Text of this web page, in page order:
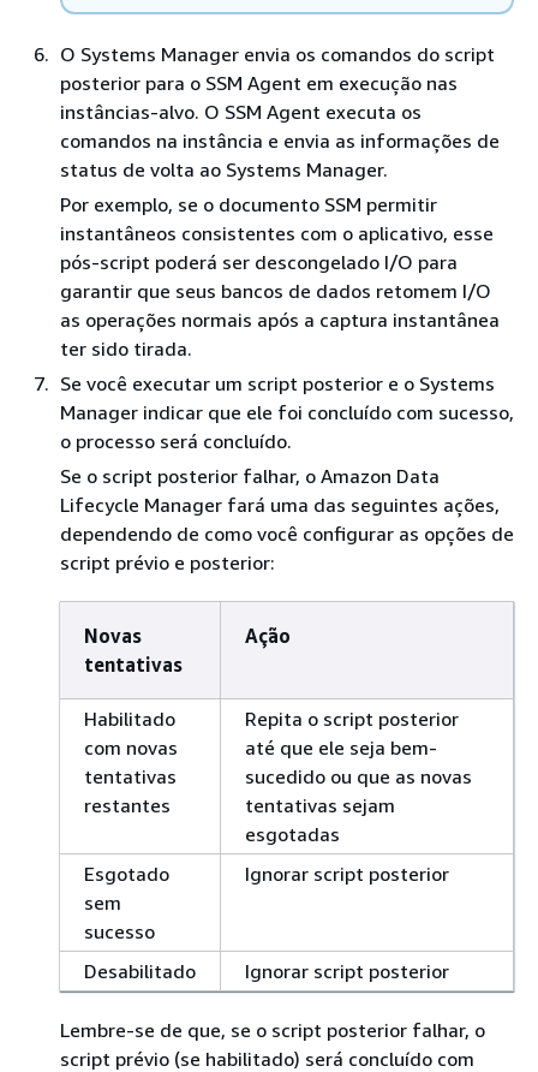
O Systems Manager envia os comandos do script
posterior para o SSM Agent em execução nas
instâncias-alvo. O SSM Agent executa os
comandos na instância e envia as informações de
status de volta ao Systems Manager.
Por exemplo, se o documento SSM permitir
instantâneos consistentes com o aplicativo, esse
pós-script poderá ser descongelado I/O para
garantir que seus bancos de dados retomem I/O
as operações normais após a captura instantânea
ter sido tirada.
Se você executar um script posterior e o Systems
Manager indicar que ele foi concluído com sucesso,
o processo será concluído.
Se o script posterior falhar, o Amazon Data
Lifecycle Manager fará uma das seguintes ações,
dependendo de como você configurar as opções de
script prévio e posterior:
Novas
tentativas
Ação
Habilitado
com novas
tentativas
restantes
Repita o script posterior
até que ele seja bem-
sucedido ou que as novas
tentativas sejam
esgotadas
Esgotado
sem
sucesso
Ignorar script posterior
Desabilitado Ignorar script posterior
Lembre-se de que, se o script posterior falhar, o
script prévio (se habilitado) será concluído com